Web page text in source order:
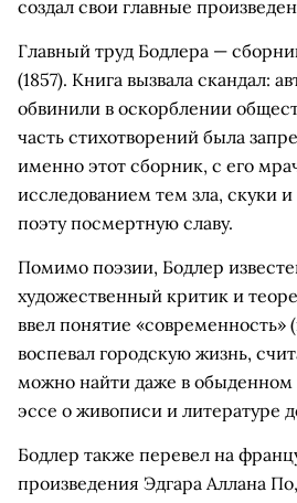
создал свои главные
Главный труд Бодлера —
(1857). Книга вызвала скандал:
обвинили в оскорблении
часть стихотворений была
именно этот сборник, с его
исследованием тем зла, скуки
поэту посмертную славу.
Помимо поэзии, Бодлер
художественный критик и
ввел понятие «современность»
воспевал городскую жизнь,
можно найти даже в обыденном
эссе о живописи и литературе
Бодлер также перевел на
произведения Эдгара Аллана